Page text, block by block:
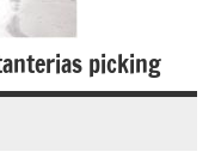
picking